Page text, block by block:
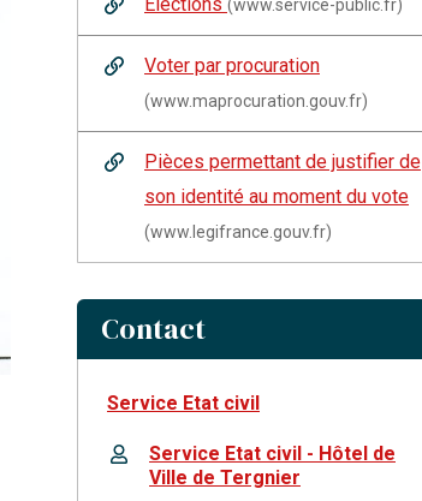
(www.service-public.fr)
Voter par procuration
(www.maprocuration.gouv.fr)
Pièces permettant de justifier de
son identité au moment du vote
(www.legifrance.gouv.fr)
Contact
Service Etat civil
Service Etat civil - Hôtel de
Ville de Tergnier